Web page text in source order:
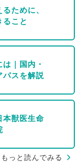
ために、
ること
｜国内・
パスを解説
本獣医生命
もっと読んでみる